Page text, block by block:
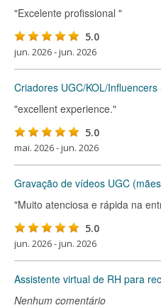
"Excelente profissional "
5.0
jun. 2026 - jun. 2026
Criadores UGC/KOL/
"excellent experience."
5.0
mai. 2026 - jun. 2026
Gravação de vídeos UGC
"Muito atenciosa e rápida na
5.0
jun. 2026 - jun. 2026
Assistente virtual de RH para
Nenhum comentário